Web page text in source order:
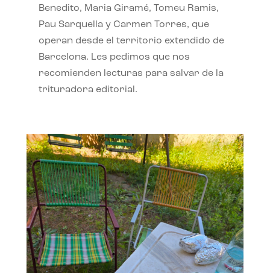
Benedito, Maria Giramé, Tomeu Ramis,
Pau Sarquella y Carmen Torres, que
operan desde el territorio extendido de
Barcelona. Les pedimos que nos
recomienden lecturas para salvar de la
trituradora editorial.